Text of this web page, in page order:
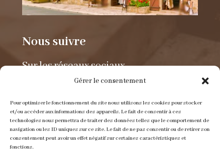
Gérer le consentement
Pour optimiser le fonctionnement du site nous utilisons les cookies pour stocker
et/ou accéder aux informations des appareils. Le fait de consentir à ces
technologies nous permettra de traiter des données telles que le comportement de
navigation ou les ID uniques sur ce site. Le fait de ne pas consentir ou de retirer son
consentement peut avoir un effet négatif sur certaines caractéristiques et
fonctions.
Nous suivre
Sur les réseaux sociaux.
Envoyer un e-mail